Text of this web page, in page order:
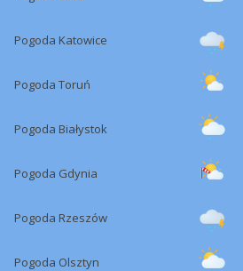
Pogoda Katowice
Pogoda Toruń
Pogoda Białystok
Pogoda Gdynia
Pogoda Rzeszów
Pogoda Olsztyn